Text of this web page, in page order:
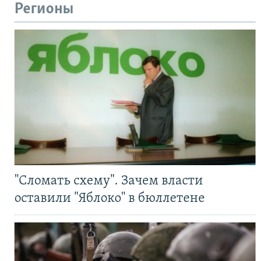
Регионы
"Сломать схему". Зачем власти
оставили "Яблоко" в бюллетене